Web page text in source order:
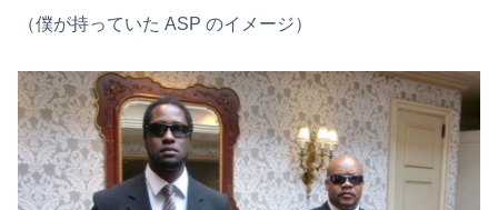
（僕が持っていた ASP のイメージ）